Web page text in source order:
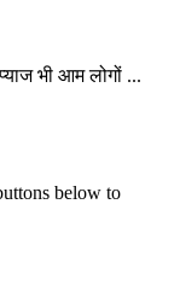
भी आम लोगों ...
below to